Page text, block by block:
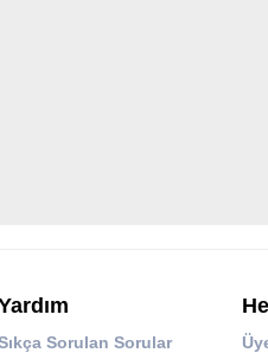
Sorulan Sorular